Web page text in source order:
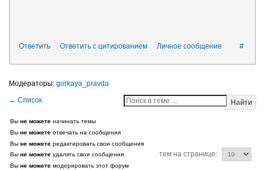
#
Ответить Ответить с цитированием Личное сообщение
gorkaya_pravda
Найти
Вы не можете начинать темы
Вы не можете отвечать на сообщения
Вы не можете редактировать свои сообщения
Вы не можете удалять свои сообщения
Вы не можете модерировать этот форум
тем на странице: